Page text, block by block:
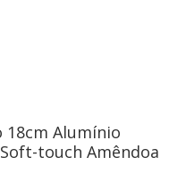
18cm Alumínio
touch Amêndoa